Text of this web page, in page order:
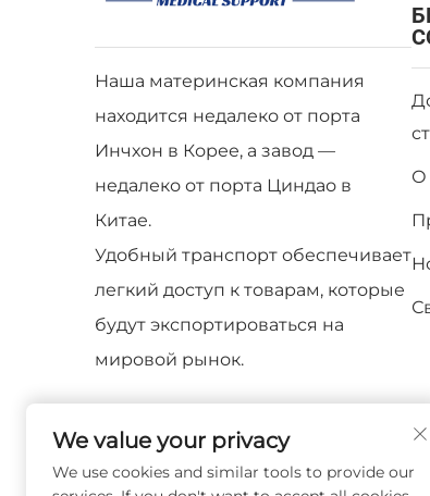
Наша материнская компания
находится недалеко от порта
Инчхон в Корее, а завод —
недалеко от порта Циндао в
Китае.
Удобный транспорт обеспечивает
легкий доступ к товарам, которые
будут экспортироваться на
мировой рынок.
О
We value your privacy
We use cookies and similar tools to provide our